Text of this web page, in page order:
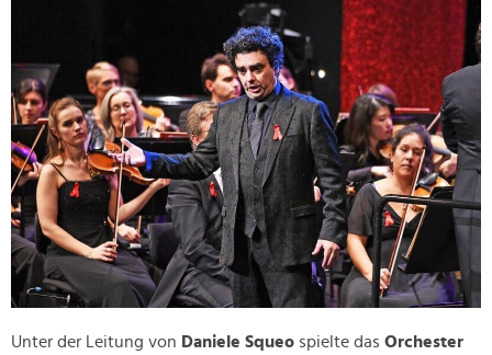
Unter der Leitung von Daniele Squeo spielte das Orchester